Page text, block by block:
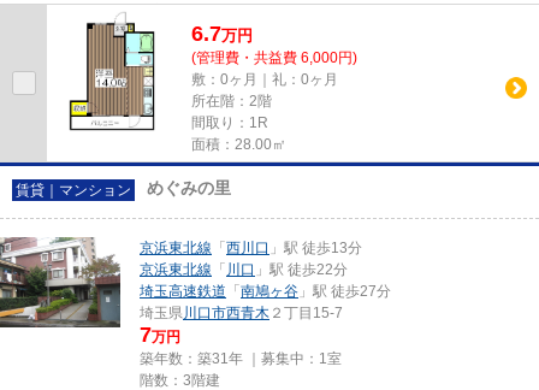
初期費用を抑えたいお客様...
6.7万円
(管理費・共益費 6,000円)
敷：0ヶ月｜礼：0ヶ月
所在階：2階
間取り：1R
面積：28.00㎡
賃貸｜マンション めぐみの里
京浜東北線 「 西川口 」駅 徒歩13分
京浜東北線 「 川口 」駅 徒歩22分
埼玉高速鉄道 「 南鳩ヶ谷 」駅 徒歩27分
埼玉県川口市西青木 ２丁目15-7
7万円
築年数：築31年 ｜募集中： 1室
階数：3階建